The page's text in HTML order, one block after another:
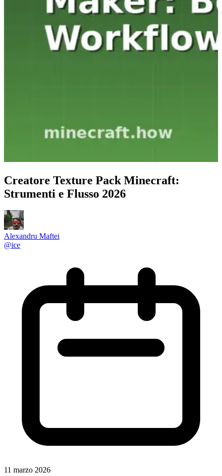
Creatore Texture Pack Minecraft:
Strumenti e Flusso 2026
Alexandru Maftei
@ice
11 marzo 2026